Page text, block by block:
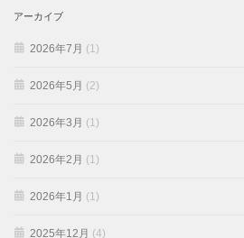
アーカイブ
2026年7月 (1)
2026年5月 (2)
2026年3月 (1)
2026年2月 (1)
2026年1月 (1)
2025年12月 (4)